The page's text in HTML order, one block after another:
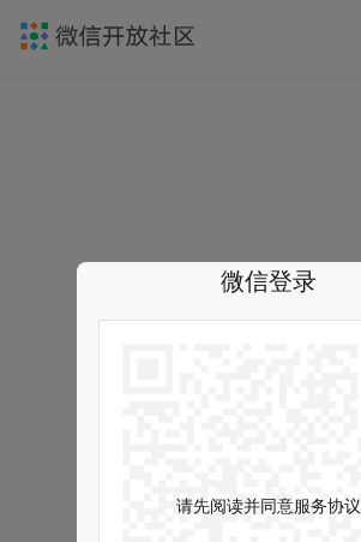
微信登录
请先阅读并同意服务协议